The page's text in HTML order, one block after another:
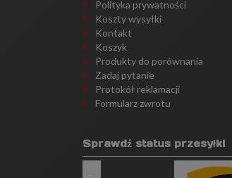
Polityka prywatności
Koszty wysyłki
Kontakt
Koszyk
Produkty do porównania
Zadaj pytanie
Protokół reklamacji
Formularz zwrotu
Sprawdź status przesyłki